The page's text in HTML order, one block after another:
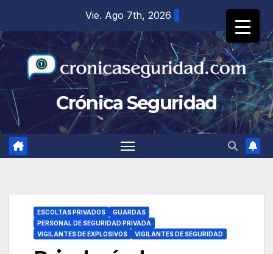
contenido
Vie. Ago 7th, 2026
Crónica Seguridad
ESCOLTAS PRIVADOS
GUARDAS
PERSONAL DE SEGURIDAD PRIVADA
VIGILANTES DE EXPLOSIVOS
VIGILANTES DE SEGURIDAD